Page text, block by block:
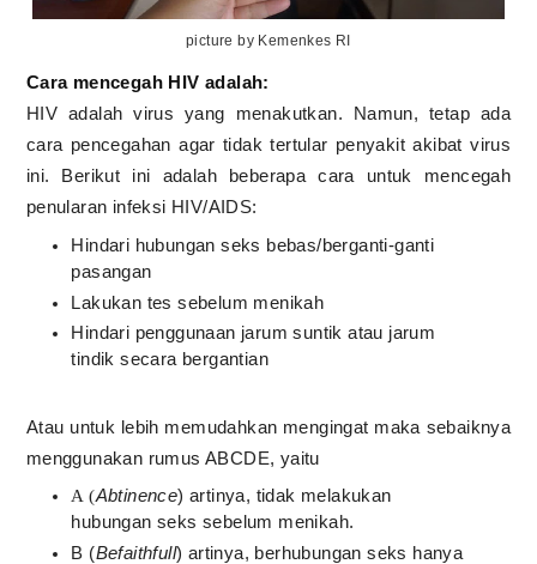
picture by Kemenkes RI
Cara mencegah HIV adalah:
HIV adalah virus yang menakutkan. Namun, tetap ada
cara pencegahan agar tidak tertular penyakit akibat virus
ini. Berikut ini adalah beberapa cara untuk mencegah
penularan infeksi HIV/AIDS:
Hindari hubungan seks bebas/berganti-ganti
pasangan
Lakukan tes sebelum menikah
Hindari penggunaan jarum suntik atau jarum
tindik secara bergantian
Atau untuk lebih memudahkan mengingat maka sebaiknya
menggunakan rumus ABCDE, yaitu
A (Abtinence) artinya, tidak melakukan
hubungan seks sebelum menikah.
B (Befaithfull) artinya, berhubungan seks hanya